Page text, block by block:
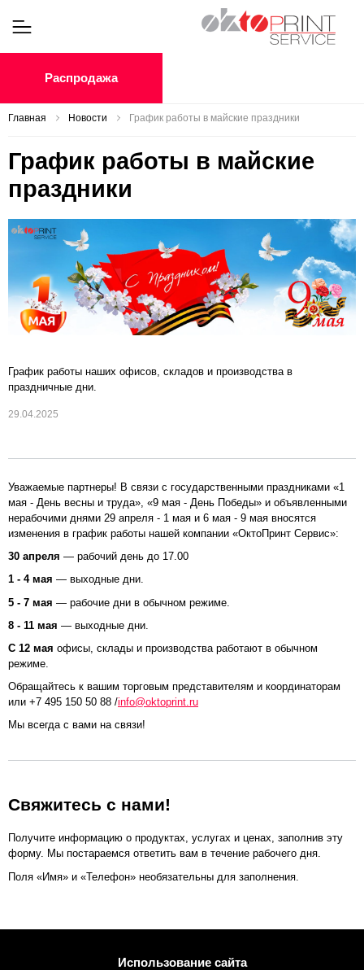
Распродажа
Главная Новости График работы в майские праздники
График работы в майские
праздники
График работы наших офисов, складов и производства в
праздничные дни.
29.04.2025
Уважаемые партнеры! В связи с государственными праздниками «1
мая - День весны и труда», «9 мая - День Победы» и объявленными
нерабочими днями 29 апреля - 1 мая и 6 мая - 9 мая вносятся
изменения в график работы нашей компании «ОктоПринт Сервис»:
30 апреля — рабочий день до 17.00
1 - 4 мая — выходные дни.
5 - 7 мая — рабочие дни в обычном режиме.
8 - 11 мая — выходные дни.
С 12 мая офисы, склады и производства работают в обычном
режиме.
Обращайтесь к вашим торговым представителям и координаторам
или +7 495 150 50 88 /info@oktoprint.ru
Мы всегда с вами на связи!
Свяжитесь с нами!
Получите информацию о продуктах, услугах и ценах, заполнив эту
форму. Мы постараемся ответить вам в течение рабочего дня.
Поля «Имя» и «Телефон» необязательны для заполнения.
Использование сайта